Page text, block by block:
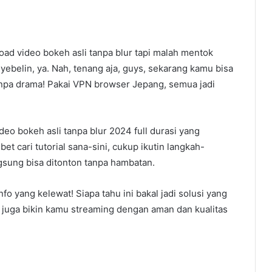
video bokeh asli tanpa blur tapi malah mentok
ya. Nah, tenang aja, guys, sekarang kamu bisa
drama! Pakai VPN browser Jepang, semua jadi
bokeh asli tanpa blur 2024 full durasi yang
cari tutorial sana-sini, cukup ikutin langkah-
bisa ditonton tanpa hambatan.
yang kelewat! Siapa tahu ini bakal jadi solusi yang
bikin kamu streaming dengan aman dan kualitas